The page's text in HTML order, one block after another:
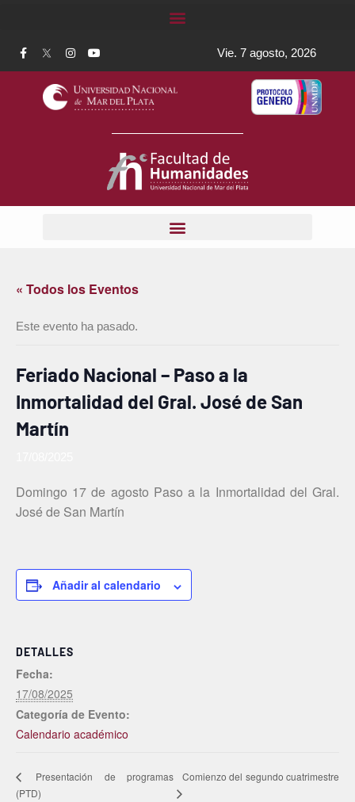
Vie. 7 agosto, 2026
« Todos los Eventos
Este evento ha pasado.
Feriado Nacional – Paso a la
Inmortalidad del Gral. José de San
Martín
Domingo 17 de agosto Paso a la Inmortalidad del Gral.
José de San Martín
Añadir al calendario
DETALLES
Fecha:
17/08/2025
Categoría de Evento:
Calendario académico
Presentación de programas
(PTD)
Comienzo del segundo cuatrimestre